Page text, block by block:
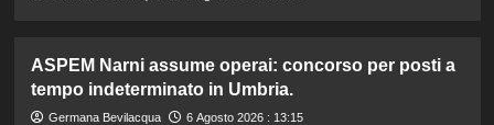
ASPEM Narni assume operai: concorso per posti a
tempo indeterminato in Umbria.
Germana Bevilacqua 6 Agosto 2026 : 13:15